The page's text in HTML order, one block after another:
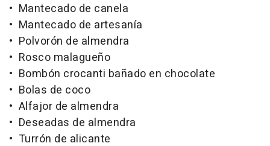
• Mantecado de canela
• Mantecado de artesanía
• Polvorón de almendra
• Rosco malagueño
• Bombón crocanti bañado en chocolate
• Bolas de coco
• Alfajor de almendra
• Deseadas de almendra
• Turrón de alicante